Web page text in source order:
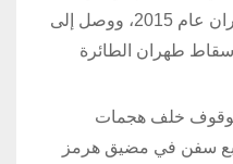
من الاتفاق النووي الموقع مع إيران عام 2015، ووصل إلى
إثر إسقاط طهران الطائرة
بالوقوف خلف هجمات
سفن في مضيق هرمز